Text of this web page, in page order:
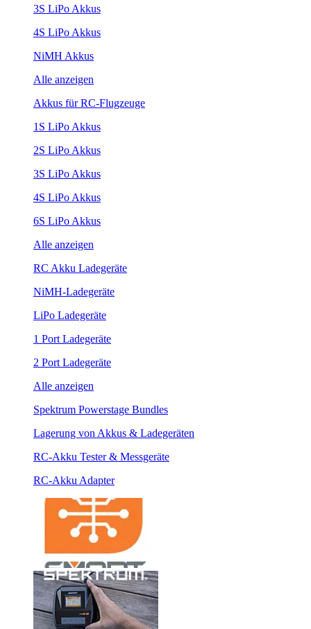
3S LiPo Akkus
4S LiPo Akkus
NiMH Akkus
Alle anzeigen
Akkus für RC-Flugzeuge
1S LiPo Akkus
2S LiPo Akkus
3S LiPo Akkus
4S LiPo Akkus
6S LiPo Akkus
Alle anzeigen
RC Akku Ladegeräte
NiMH-Ladegeräte
LiPo Ladegeräte
1 Port Ladegeräte
2 Port Ladegeräte
Alle anzeigen
Spektrum Powerstage Bundles
Lagerung von Akkus & Ladegeräten
RC-Akku Tester & Messgeräte
RC-Akku Adapter